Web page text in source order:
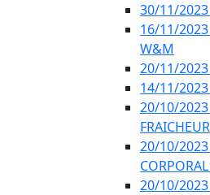
30/11/2023
16/11/
W&M
20/11/2023
14/11/2023
20/10/
FRAICHEUR
20/10/2023
20/10/